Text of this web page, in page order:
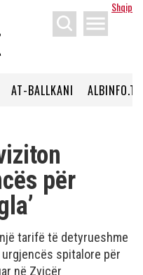
Shqip
menu
AT-BALLKANI ALBINFO.TV
për
tarifë të detyrueshme
urgjencës spitalore për
në Zvicër